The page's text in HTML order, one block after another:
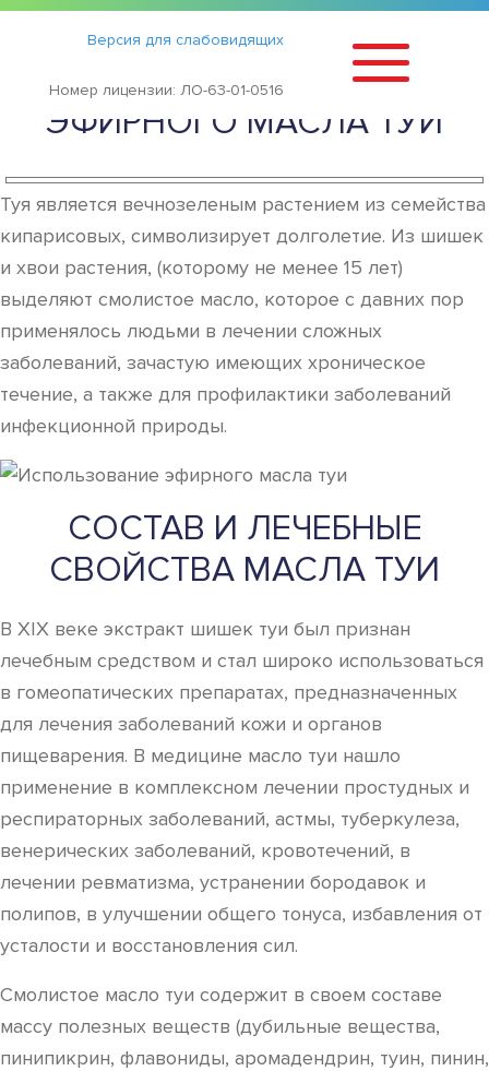
Версия для слабовидящих
Номер лицензии: ЛО-63-01-0516
Статьи ›
СПОСОБЫ ПРИМЕНЕНИЯ
ЭФИРНОГО МАСЛА ТУИ
Туя является вечнозеленым растением из семейства
кипарисовых, символизирует долголетие. Из шишек
и хвои растения, (которому не менее 15 лет)
выделяют смолистое масло, которое с давних пор
применялось людьми в лечении сложных
заболеваний, зачастую имеющих хроническое
течение, а также для профилактики заболеваний
инфекционной природы.
СОСТАВ И ЛЕЧЕБНЫЕ
СВОЙСТВА МАСЛА ТУИ
В XIX веке экстракт шишек туи был признан
лечебным средством и стал широко использоваться
в гомеопатических препаратах, предназначенных
для лечения заболеваний кожи и органов
пищеварения. В медицине масло туи нашло
применение в комплексном лечении простудных и
респираторных заболеваний, астмы, туберкулеза,
венерических заболеваний, кровотечений, в
лечении ревматизма, устранении бородавок и
полипов, в улучшении общего тонуса, избавления от
усталости и восстановления сил.
Смолистое масло туи содержит в своем составе
массу полезных веществ (дубильные вещества,
пинипикрин, флавониды, аромадендрин, туин, пинин,